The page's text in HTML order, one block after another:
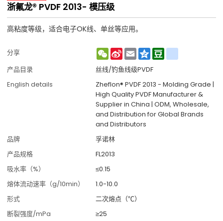
浙氟龙® PVDF 2013- 模压级
高粘度等级，适合电子OK线、单丝等应用。
分享 WeChat
Sina
Weibo
EmailQzoneDouban
产品目录
丝线/钓鱼线级PVDF
English details
Zheflon® PVDF 2013 - Molding Grade |
High Quality PVDF Manufacturer &
Supplier in China | ODM, Wholesale,
and Distribution for Global Brands
and Distributors
品牌
孚诺林
产品规格
FL2013
吸水率（%）
≤0.15
熔体流动速率（g/10min）
1.0-10.0
形式
二次熔点（℃）
断裂强度/mPa
≥25